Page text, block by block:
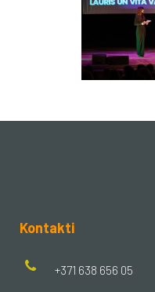
Kontakti
+371 638 656 05